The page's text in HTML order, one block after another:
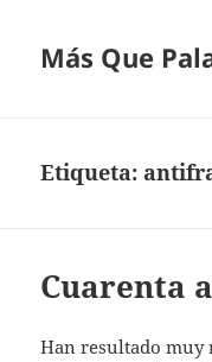
Más Que
Etiqueta:
Cuarenta
Han resultado muy